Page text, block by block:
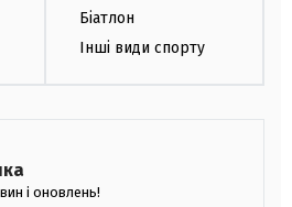
Біатлон
Інші види спорту
і оновлень!